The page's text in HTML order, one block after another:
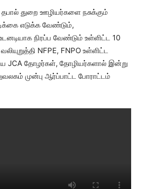
துறை ஊழியர்களை நசுக்கும்
எடுக்க வேண்டும்,
நிரப்ப வேண்டும் உள்ளிட்ட 10
NFPE, FNPO உள்ளிட்ட
JCA தோழர்கள், தோழியர்களால் இன்று
முன்பு ஆர்ப்பாட்ட போராட்டம்